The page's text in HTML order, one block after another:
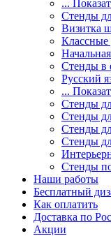
...
Стенды
Визитка
Классные
Стенды в
Русский
...
Стенды
Стенды
Стенды
Стенды
Стенды
Наши работы
Бесплатный
Как оплатить
Доставка по
Акции